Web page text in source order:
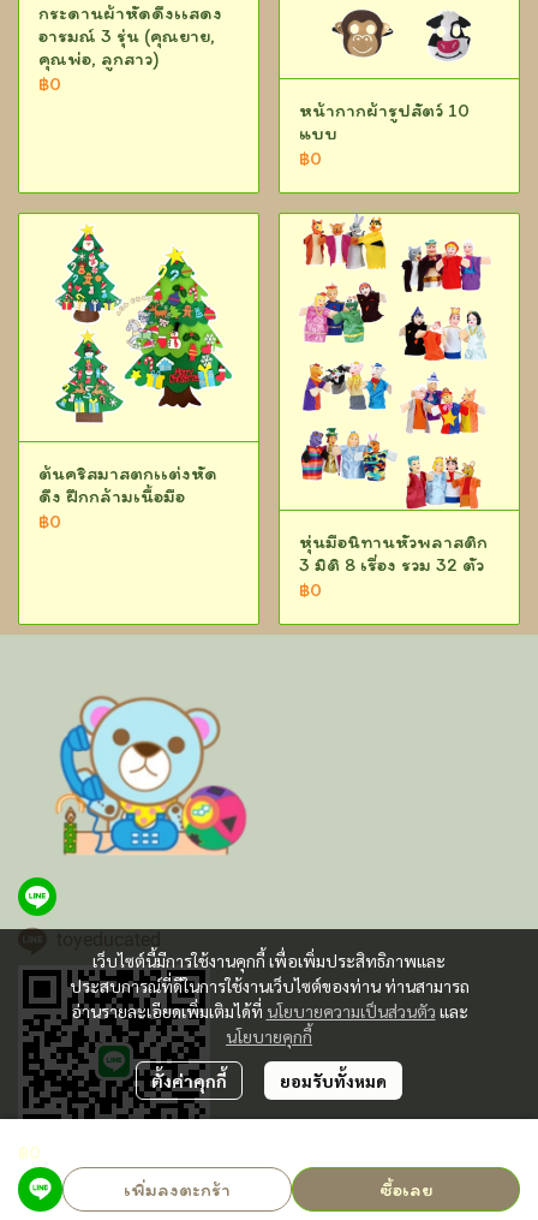
กระดานผ้าหัดดึงเเสดง
อารมณ์ 3 รุ่น (คุณยาย,
คุณพ่อ, ลูกสาว)
฿0
หน้ากากผ้ารูปสัตว์ 10
แบบ
฿0
ต้นคริสมาสตกเเต่งหัด
ดึง ฝึกกล้ามเนื้อมือ
฿0
หุ่นมือนิทานหัวพลาสติก
3 มิติ 8 เรื่อง รวม 32 ตัว
฿0
฿0
เพิ่มลงตะกร้า
ซื้อเลย
เว็บไซต์นี้มีการใช้งานคุกกี้ เพื่อเพิ่มประสิทธิภาพและ
ประสบการณ์ที่ดีในการใช้งานเว็บไซต์ของท่าน ท่านสามารถ
อ่านรายละเอียดเพิ่มเติมได้ที่ นโยบายความเป็นส่วนตัว และ
นโยบายคุกกี้
ตั้งค่าคุกกี้ ยอมรับทั้งหมด
Powered By MakeWebEasy